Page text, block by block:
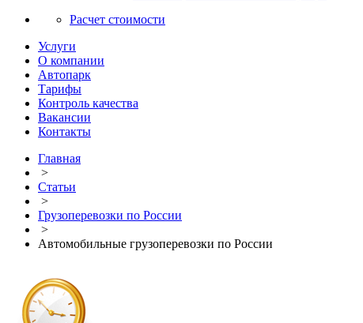
Расчет стоимости
Услуги
О компании
Автопарк
Тарифы
Контроль качества
Вакансии
Контакты
Главная
>
Статьи
>
Грузоперевозки по России
>
Автомобильные грузоперевозки по России